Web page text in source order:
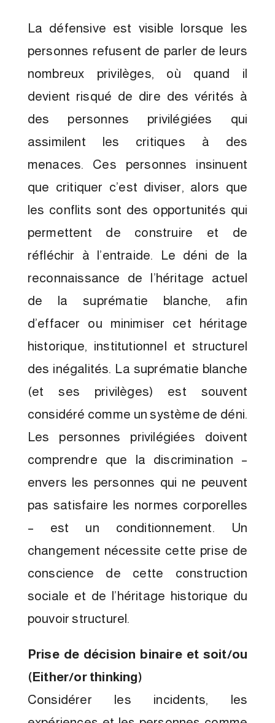
La défensive est visible lorsque les
personnes refusent de parler de leurs
nombreux privilèges, où quand il
devient risqué de dire des vérités à
des personnes privilégiées qui
assimilent les critiques à des
menaces. Ces personnes insinuent
que critiquer c’est diviser, alors que
les conflits sont des opportunités qui
permettent de construire et de
réfléchir à l’entraide. Le déni de la
reconnaissance de l’héritage actuel
de la suprématie blanche, afin
d’effacer ou minimiser cet héritage
historique, institutionnel et structurel
des inégalités. La suprématie blanche
(et ses privilèges) est souvent
considéré comme un système de déni.
Les personnes privilégiées doivent
comprendre que la discrimination –
envers les personnes qui ne peuvent
pas satisfaire les normes corporelles
– est un conditionnement. Un
changement nécessite cette prise de
conscience de cette construction
sociale et de l’héritage historique du
pouvoir structurel.
Prise de décision binaire et soit/ou
(Either/or thinking)
Considérer les incidents, les